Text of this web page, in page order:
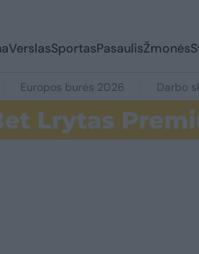
VerslasSportasPasaulisŽmonės
Europos burės 2026 Darbo